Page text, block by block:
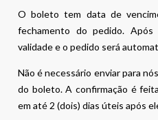
O boleto tem data de
fechamento do pedido.
validade e o pedido será
Não é necessário enviar para
do boleto. A confirmação é
em até 2 (dois) dias úteis após